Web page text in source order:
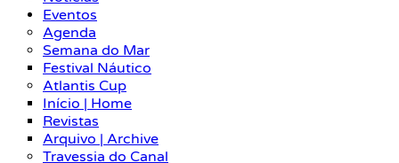
Eventos
Agenda
Semana do Mar
Festival Náutico
Atlantis Cup
Início | Home
Revistas
Arquivo | Archive
Travessia do Canal